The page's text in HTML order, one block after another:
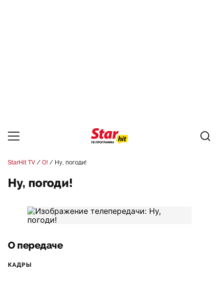
StarHit TV О! Ну, погоди!
Ну, погоди!
О передаче
КАДРЫ